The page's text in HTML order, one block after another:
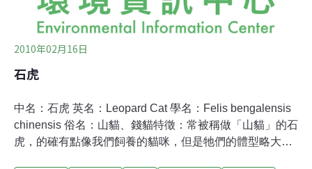
親交配而獲
2010年02月16日
石虎
中名：石虎 英名：Leopard Cat 學名：Felis bengalensis
chinensis 俗名：山貓、錢貓特徵：常被稱做「山貓」的石
虎，的確有點像我們飼養的貓咪，但是牠們的體型略大，